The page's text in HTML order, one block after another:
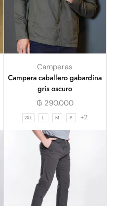
Camperas
Campera caballero gabardina
gris oscuro
₲ 290.000
2XL L M P +2